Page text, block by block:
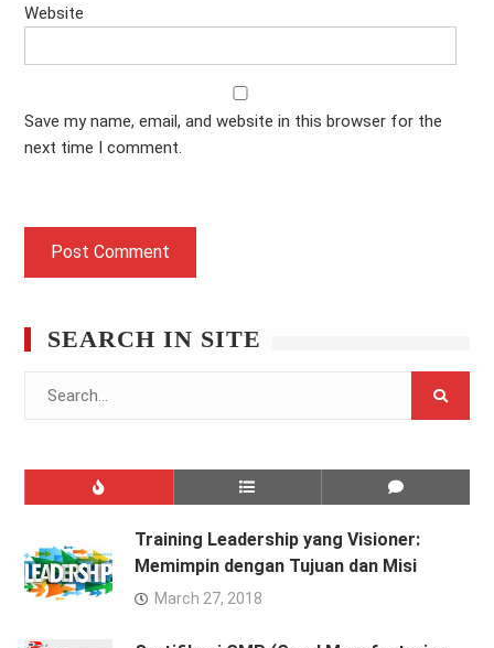
Website
Save my name, email, and website in this browser for the
next time I comment.
SEARCH IN SITE
Training Leadership yang Visioner:
Memimpin dengan Tujuan dan Misi
March 27, 2018